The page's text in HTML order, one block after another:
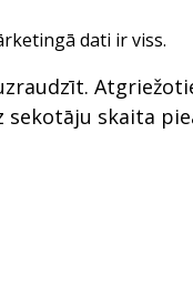
dati ir viss.
sekotāju skaita